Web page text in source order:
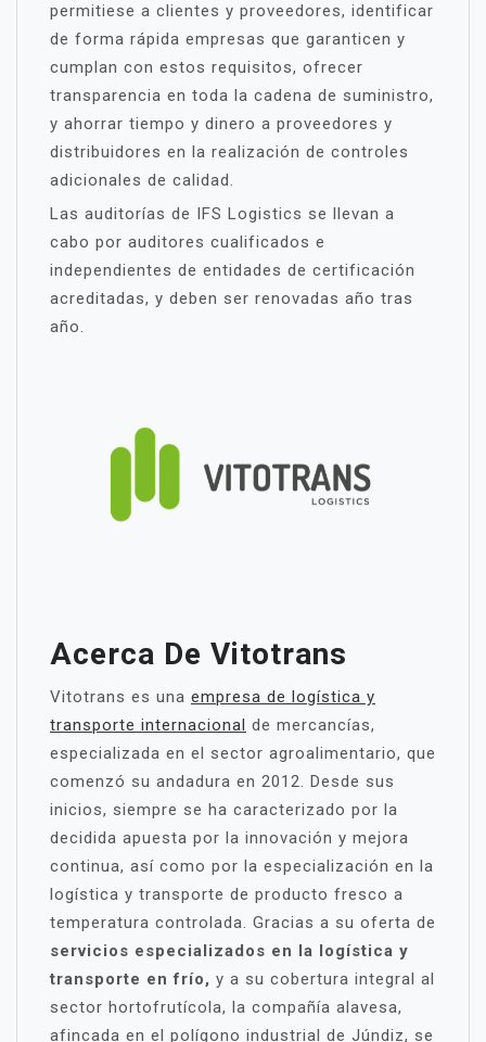
permitiese a clientes y proveedores, identificar
de forma rápida empresas que garanticen y
cumplan con estos requisitos, ofrecer
transparencia en toda la cadena de suministro,
y ahorrar tiempo y dinero a proveedores y
distribuidores en la realización de controles
adicionales de calidad.
Las auditorías de IFS Logistics se llevan a
cabo por auditores cualificados e
independientes de entidades de certificación
acreditadas, y deben ser renovadas año tras
año.
Acerca De Vitotrans
Vitotrans es una empresa de logística y
transporte internacional de mercancías,
especializada en el sector agroalimentario, que
comenzó su andadura en 2012. Desde sus
inicios, siempre se ha caracterizado por la
decidida apuesta por la innovación y mejora
continua, así como por la especialización en la
logística y transporte de producto fresco a
temperatura controlada. Gracias a su oferta de
servicios especializados en la logística y
transporte en frío, y a su cobertura integral al
sector hortofrutícola, la compañía alavesa,
afincada en el polígono industrial de Júndiz, se